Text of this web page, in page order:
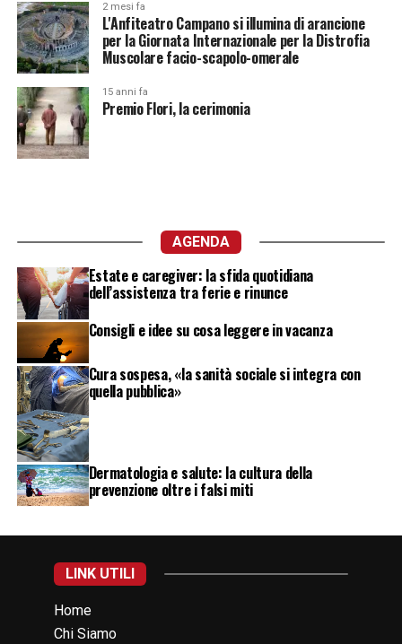
2 mesi fa
L'Anfiteatro Campano si illumina di arancione
per la Giornata Internazionale per la Distrofia
Muscolare facio-scapolo-omerale
15 anni fa
Premio Flori, la cerimonia
AGENDA
Estate e caregiver: la sfida quotidiana
dell’assistenza tra ferie e rinunce
Consigli e idee su cosa leggere in vacanza
Cura sospesa, «la sanità sociale si integra con
quella pubblica»
Dermatologia e salute: la cultura della
prevenzione oltre i falsi miti
LINK UTILI
Home
Chi Siamo